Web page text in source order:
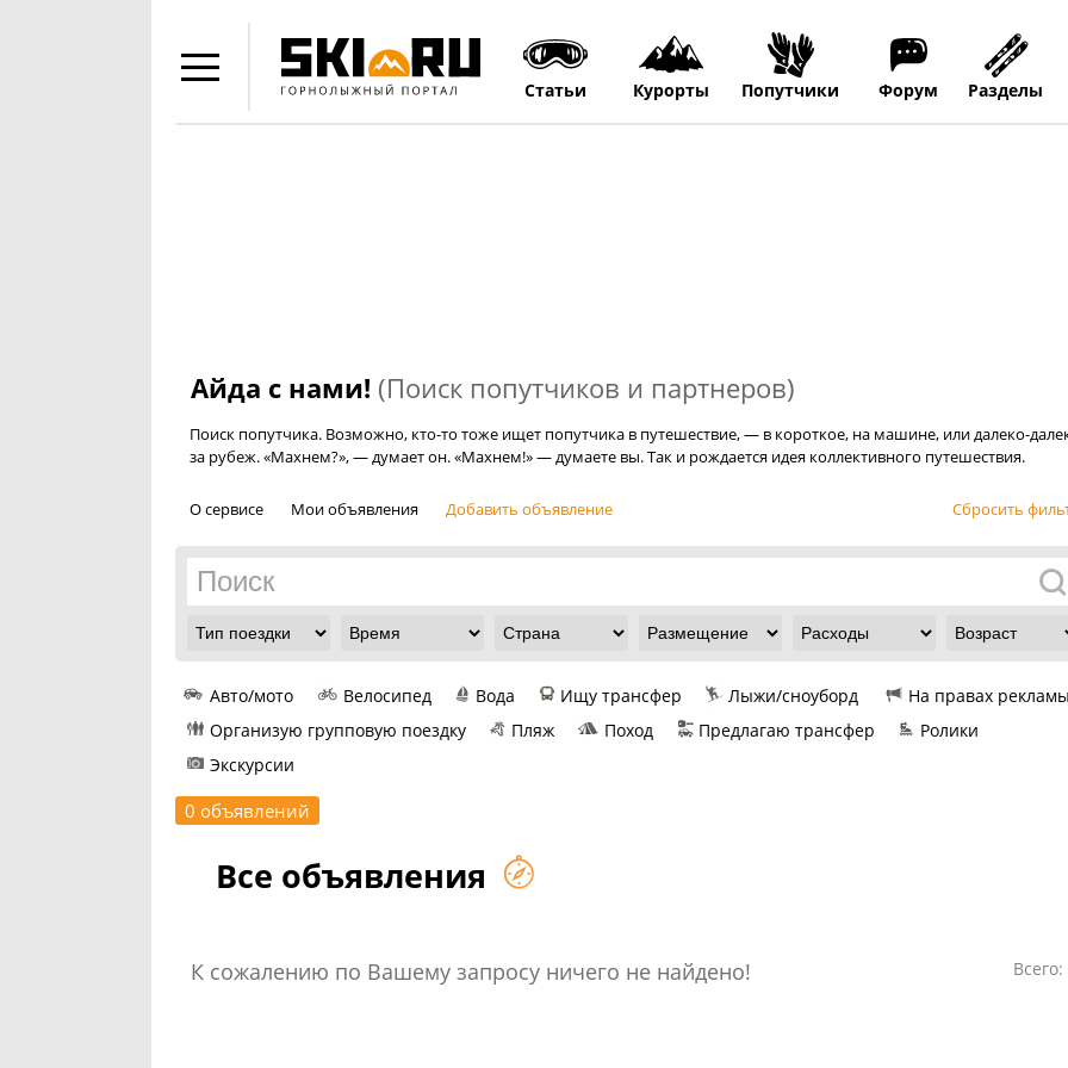
Статьи Курорты Попутчики Форум Разделы
Айда с нами! (Поиск попутчиков и партнеров)
Поиск попутчика. Возможно, кто-то тоже ищет попутчика в путешествие, — в короткое, на машине, или далеко-
за рубеж. «Махнем?», — думает он. «Махнем!» — думаете вы. Так и рождается идея коллективного путешествия.
Сбросить
О сервисе Мои объявления Добавить объявление
Авто/мото Велосипед Вода Ищу трансфер Лыжи/сноуборд
На правах
Организую групповую поездку
Пляж Поход Предлагаю трансфер
Ролики
Экскурсии
Все объявления
Всего:
0 объявлений
К сожалению по Вашему запросу ничего не найдено!